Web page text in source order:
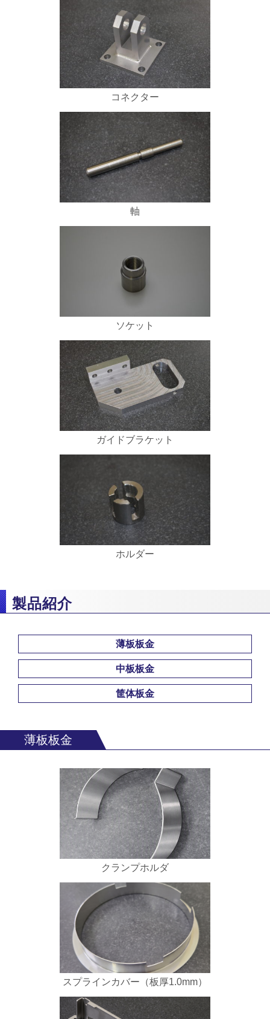
コネクター
軸
ソケット
ガイドブラケット
ホルダー
製品紹介
薄板板金
中板板金
筐体板金
薄板板金
クランプホルダ
スプラインカバー（板厚1.0mm）